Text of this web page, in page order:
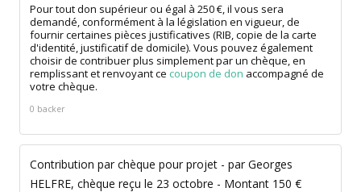
Pour tout don supérieur ou égal à 250 €, il vous sera
demandé, conformément à la législation en vigueur, de
fournir certaines pièces justificatives (RIB, copie de la carte
d'identité, justificatif de domicile). Vous pouvez également
choisir de contribuer plus simplement par un chèque, en
remplissant et renvoyant ce coupon de don accompagné de
votre chèque.
0 backer
Contribution par chèque pour projet - par Georges
HELFRE, chèque reçu le 23 octobre - Montant 150 €